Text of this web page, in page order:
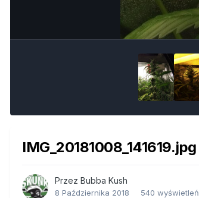
IMG_20181008_141619.jpg
Przez Bubba Kush
8 Października 2018 540 wyświetleń